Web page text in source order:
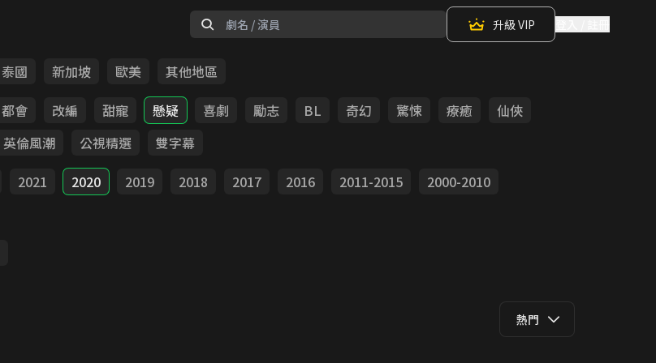
升級 VIP
泰國 新加坡 歐美
其他地區
都會 改編 甜寵 懸疑 喜劇 勵志 BL 奇幻 驚悚 療癒
仙俠
英倫風潮 公視精選
雙字幕
2021 2020 2019 2018 2017 2016 2011-2015
2000-2010
熱門